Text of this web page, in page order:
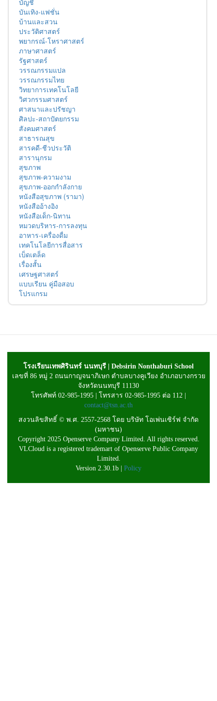
บัญชี
บันเทิง-แฟชั่น
บ้านและสวน
ประวัติศาสตร์
พยากรณ์-โหราศาสตร์
ภาษาศาสตร์
รัฐศาสตร์
วรรณกรรมแปล
วรรณกรรมไทย
วิทยาการเทคโนโลยี
วิศวกรรมศาสตร์
ศาสนาและปรัชญา
ศิลปะ-สถาปัตยกรรม
สังคมศาสตร์
สาธารณสุข
สารคดี-ชีวประวัติ
สารานุกรม
สุขภาพ
สุขภาพ-ความงาม
สุขภาพ-ออกกำลังกาย
หนังสือสุขภาพ (รามา)
หนังสืออ้างอิง
หนังสือเด็ก-นิทาน
หมวดบริหาร-การลงทุน
อาหาร-เครื่องดื่ม
เทคโนโลยีการสื่อสาร
เบ็ดเตล็ด
เรื่องสั้น
เศรษฐศาสตร์
แบบเรียน คู่มือสอบ
โปรแกรม
โรงเรียนเทพศิรินทร์ นนทบุรี | Debsirin Nonthaburi School
เลขที่ 86 หมู่ 2 ถนนกาญจนาภิเษก ตำบลบางคูเวียง อำเภอบางกรวย
จังหวัดนนทบุรี 11130
โทรศัพท์ 02-985-1995 | โทรสาร 02-985-1995 ต่อ 112 |
contact@tsn.ac.th
สงวนลิขสิทธิ์ © พ.ศ. 2557-2568 โดย บริษัท โอเพ่นเซิร์ฟ จำกัด
(มหาชน)
Copyright 2025 Openserve Company Limited. All rights reserved.
VLCloud is a registered trademart of Openserve Public Company
Limited.
Version 2.30.1b | Policy